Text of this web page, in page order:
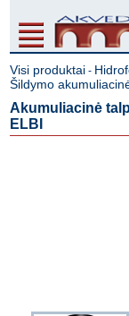
Visi produktai -
Šildymo
Akumuliacinė
ELBI